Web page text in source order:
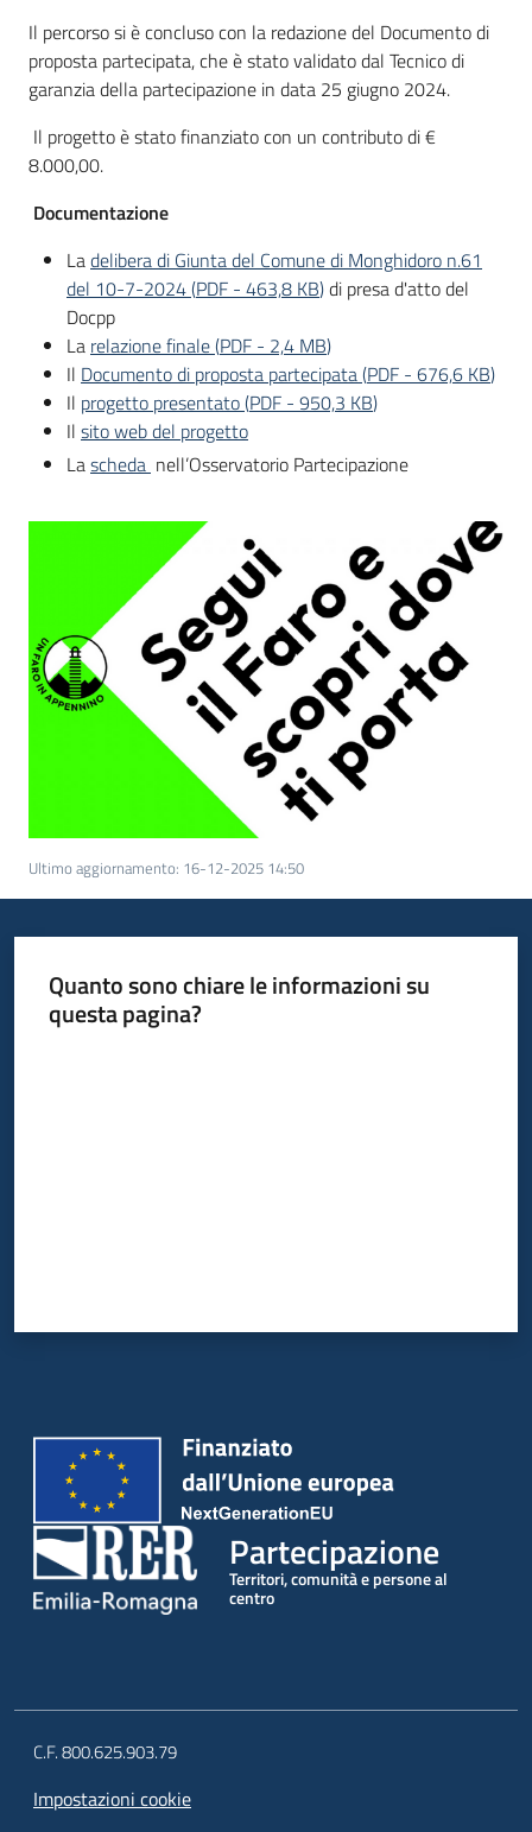
Il percorso si è concluso con la redazione del Documento di
proposta partecipata, che è stato validato dal Tecnico di
garanzia della partecipazione in data 25 giugno 2024.
Il progetto è stato finanziato con un contributo di €
8.000,00.
Documentazione
Ladelibera di Giunta del Comune di Monghidoro n.61
del 10-7-2024(PDF - 463,8 KB)di presa d'atto del
Docpp
La relazione finale(PDF - 2,4 MB)
Il Documento di proposta partecipata(PDF - 676,6 KB)
Il progetto presentato(PDF - 950,3 KB)
Il sito web del progetto
Lascheda nell’Osservatorio Partecipazione
Ultimo aggiornamento: 16-12-2025 14:50
Quanto sono chiare le informazioni su
questa pagina?
Partecipazione
Territori, comunità e persone al
centro
C.F. 800.625.903.79
Impostazioni cookie